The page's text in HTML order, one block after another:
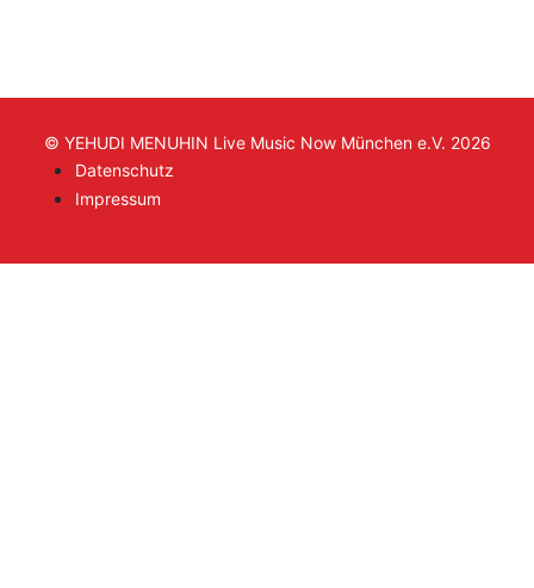
© YEHUDI MENUHIN Live Music Now München e.V. 2026
Datenschutz
Impressum